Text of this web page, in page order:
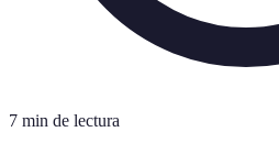
7 min de lectura